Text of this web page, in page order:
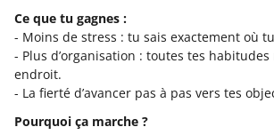
Ce que tu gagnes :
- Moins de stress : tu sais exactement où
- Plus d’organisation : toutes tes
endroit.
- La fierté d’avancer pas à pas vers tes
Pourquoi ça marche ?